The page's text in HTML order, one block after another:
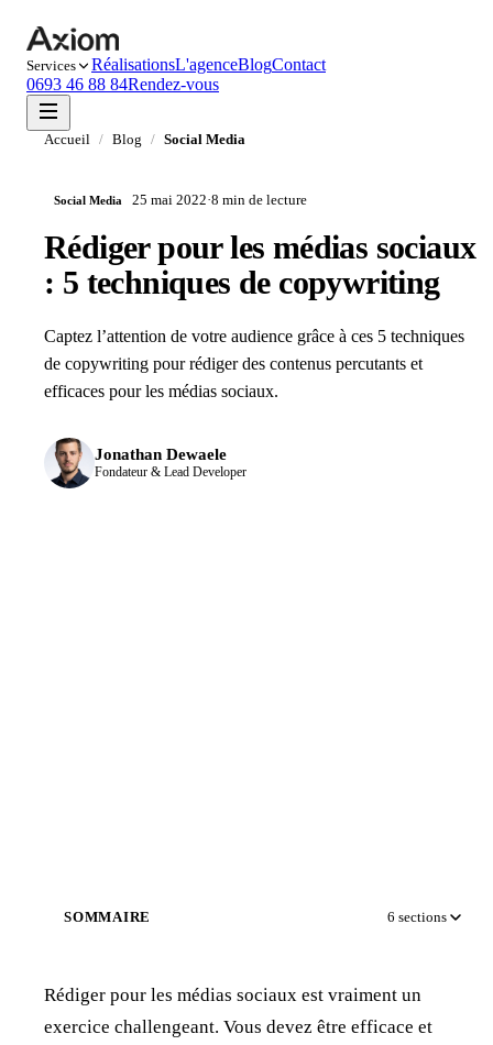
Services RéalisationsL'agenceBlogContact
0693 46 88 84Rendez-vous
Accueil / Blog / Social Media
Social Media 25 mai 2022·8 min de lecture
Rédiger pour les médias sociaux
: 5 techniques de copywriting
Captez l’attention de votre audience grâce à ces 5 techniques
de copywriting pour rédiger des contenus percutants et
efficaces pour les médias sociaux.
Jonathan Dewaele
Fondateur & Lead Developer
SOMMAIRE 6 sections
Rédiger pour les médias sociaux est vraiment un
exercice challengeant. Vous devez être efficace et